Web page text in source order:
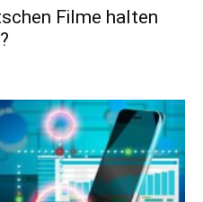
Filme halten